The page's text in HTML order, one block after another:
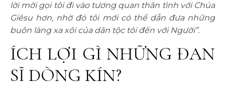
lời mời gọi tôi đi vào tương quan thân tình với Chúa
Giêsu hơn, nhờ đó tôi mới có thể dẫn đưa những
buôn làng xa xôi của dân tộc tôi đến với Người”.
ÍCH LỢI GÌ NHỮNG ĐAN
SĨ DÒNG KÍN?